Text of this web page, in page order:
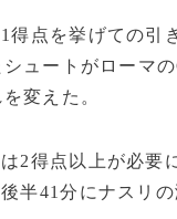
点を挙げての引
ュートがローマ
変えた。
得点以上が必要
半41分にナスリ